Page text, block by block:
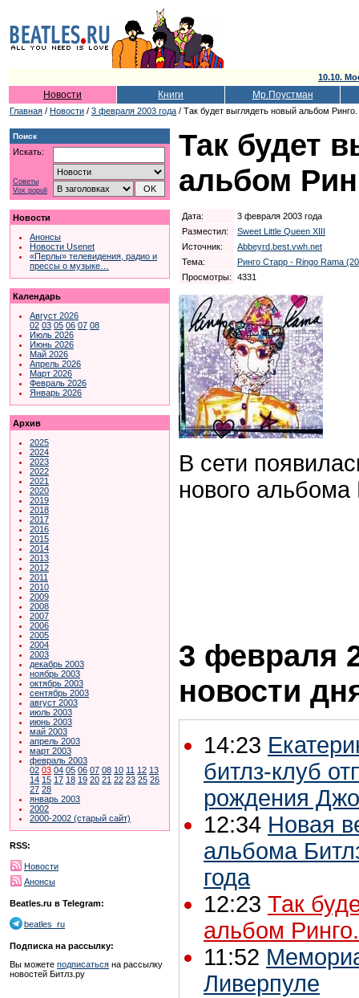
10.10.
Новости Книги Мр.Поустман
Главная / Новости / 3 февраля 2003 года / Так будет выглядеть новый альбом Ринго.
Поиск
Искать:
Советы
Vox populi
Новости
Анонсы
Новости Usenet
«Перлы» телевидения, радио и
прессы о музыке…
Календарь
Август 2026
02 03 05 06 07 08
Июль 2026
Июнь 2026
Май 2026
Апрель 2026
Март 2026
Февраль 2026
Январь 2026
Архив
2025
2024
2023
2022
2021
2020
2019
2018
2017
2016
2015
2014
2013
2012
2011
2010
2009
2008
2007
2006
2005
2004
2003
декабрь 2003
ноябрь 2003
октябрь 2003
сентябрь 2003
август 2003
июль 2003
июнь 2003
май 2003
апрель 2003
март 2003
февраль 2003
02 03 04 05 06 07 08 10 11 12 13
14 15 17 18 19 20 21 22 23 25 26
27 28
январь 2003
2002
2000-2002 (старый сайт)
RSS:
Новости
Анонсы
Beatles.ru в Telegram:
beatles_ru
Подписка на рассылку:
Вы можете подписаться на рассылку
новостей Битлз.ру
Так будет
альбом
Дата:
3 февраля 2003 года
Разместил:
Sweet Little Queen XIII
Источник:
Abbeyrd.best.vwh.net
Тема:
Ринго Старр - Ringo Rama
Просмотры:
4331
В сети
нового альбома
3 февраля
новости
14:23
битлз-клуб
рождения
12:34 Новая
альбома
года
12:23 Так
альбом Ринго.
11:52
Ливерпуле